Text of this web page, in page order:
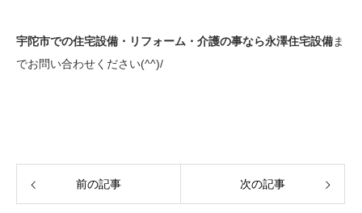
宇陀市での住宅設備・リフォーム・介護の事なら永澤住宅設備ま
でお問い合わせください(^^)/
前の記事 次の記事